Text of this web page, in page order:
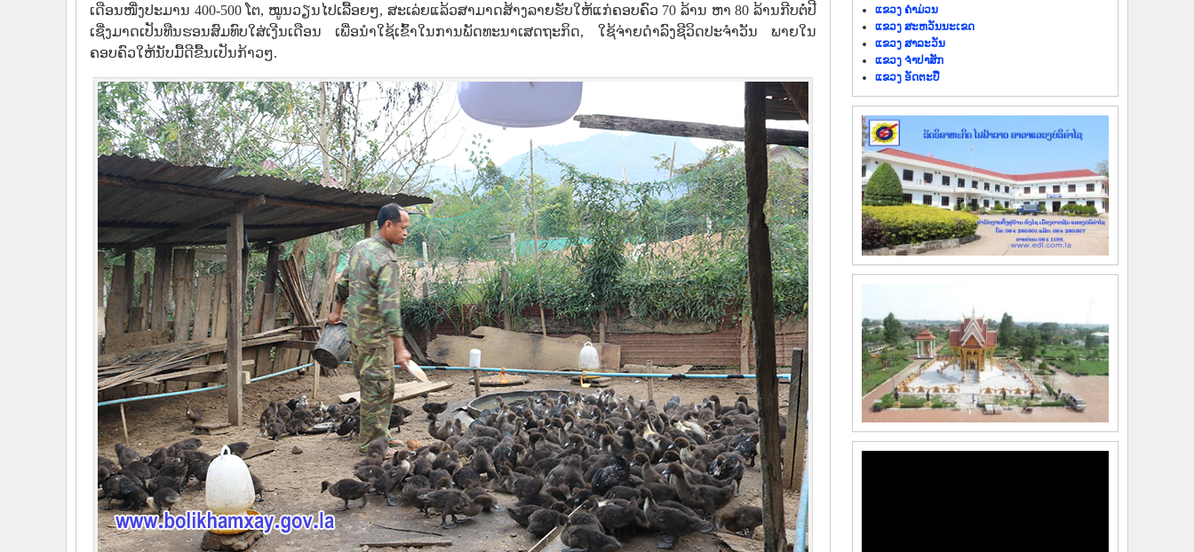
ເດືອນໜື່ງປະມານ 400-500 ໂຕ, ໝູນວຽນໄປເລື້ອຍໆ, ສະເລ່ຍແລ້ວສາມາດສ້າງລາຍຮັບໃຫ້ແກ່ຄອບຄົວ 70 ລ້ານ ຫາ 80 ລ້ານກີບຕໍ່ປີ
ເຊີ່ງມາດເປັນທືນຮອນສົມທົບໃສ່ເງີນເດືອນ ເພື່ອນໍາໃຊ້ເຂົ້າໃນການພັດທະນາເສດຖະກິດ, ໃຊ້ຈ່າຍດໍາລົງຊີວິດປະຈໍາວັນ ພາຍໃນ
ຄອບຄົວໃຫ້ນັບມື້ດີຂື້ນເປັນກ້າວໆ.
ແຂວງ ຄຳມ່ວນ
ແຂວງ ສະຫວັນນະເຂດ
ແຂວງ ສາລະວັນ
ແຂວງ ຈຳປາສັກ
ແຂວງ ອັດຕະປື